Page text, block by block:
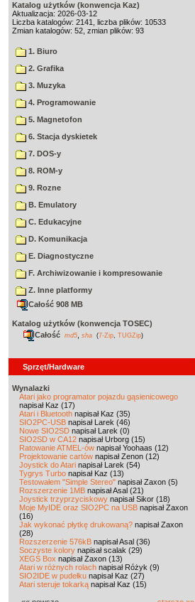
Katalog użytków (konwencja Kaz)
Aktualizacja: 2026-03-12
Liczba katalogów: 2141, liczba plików: 10533
Zmian katalogów: 52, zmian plików: 93
1. Biuro
2. Grafika
3. Muzyka
4. Programowanie
5. Magnetofon
6. Stacja dyskietek
7. DOS-y
8. ROM-y
9. Rozne
B. Emulatory
C. Edukacyjne
D. Komunikacja
E. Diagnostyczne
F. Archiwizowanie i kompresowanie
Z. Inne platformy
Całość 908 MB
Katalog użytków (konwencja TOSEC)
Całość md5 sha (7-Zip TUGZip)
Sprzęt/Hardware
Wynalazki
Atari jako programator pojazdu gąsienicowego
napisał Kaz (17)
Atari i Bluetooth napisał Kaz (35)
SIO2PC-USB napisał Larek (46)
Nowe SIO2SD napisał Larek (0)
SIO2SD w CA12 napisał Urborg (15)
Ratowanie ATMEL-ów napisał Yoohaas (12)
Projektowanie cartów napisał Zenon (12)
Joystick do Atari napisał Larek (54)
Tygrys Turbo napisał Kaz (13)
Testowałem "Simple Stereo" napisał Zaxon (5)
Rozszerzenie 1MB napisał Asal (21)
Joystick trzyprzyciskowy napisał Sikor (18)
Moje MyIDE oraz SIO2PC na USB napisał Zaxon
(16)
Jak wykonać płytkę drukowaną? napisał Zaxon
(28)
Rozszerzenie 576kB napisał Asal (36)
Soczyste kolory napisał scalak (29)
XEGS Box napisał Zaxon (13)
Atari w różnych rolach napisał Różyk (9)
SIO2IDE w pudełku napisał Kaz (27)
Atari steruje tokarką napisał Kaz (15)